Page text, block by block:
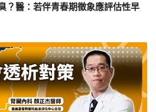
？醫：若伴青春期徵象應評估性早